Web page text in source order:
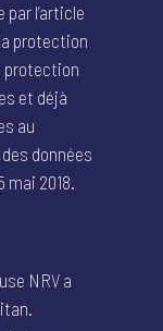
l’article
protection
protection
et déjà
au
données
mai 2018.
NRV a